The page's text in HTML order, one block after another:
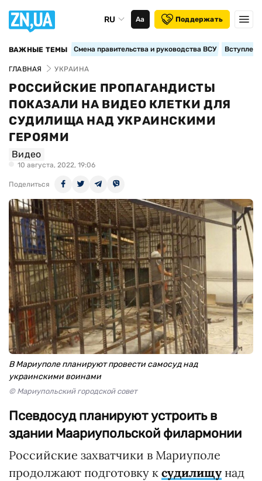
RU Аа Поддержать
ВАЖНЫЕ ТЕМЫ Смена правительства и руководства ВСУ
ГЛАВНАЯ УКРАИНА
РОССИЙСКИЕ ПРОПАГАНДИСТЫ
ПОКАЗАЛИ НА ВИДЕО КЛЕТКИ ДЛЯ
СУДИЛИЩА НАД УКРАИНСКИМИ
ГЕРОЯМИ
Видео
10 августа, 2022, 19:06
Поделиться
В Мариуполе планируют провести самосуд над
украинскими воинами
© Мариупольский городской совет
Псевдосуд планируют устроить в
здании Маариупольской филармонии
Российские захватчики в Мариуполе
продолжают подготовку к судилищу над